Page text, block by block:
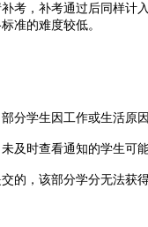
，补考通过后同样计
准的难度较低。
学生因工作或生活原
时查看通知的学生可能
，该部分学分无法获得